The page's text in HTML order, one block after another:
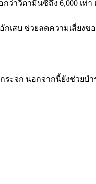
าวิตามินซีถึง 6,000 เท่า
เสบ ช่วยลดความเสี่ยงข
ระจก นอกจากนี้ยังช่วยบ